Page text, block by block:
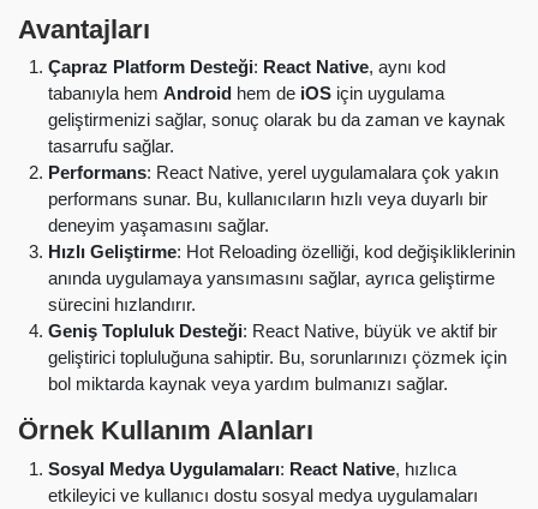
Avantajları
Çapraz Platform Desteği: React Native, aynı kod
tabanıyla hem Android hem de iOS için uygulama
geliştirmenizi sağlar, sonuç olarak bu da zaman ve kaynak
tasarrufu sağlar.
Performans: React Native, yerel uygulamalara çok yakın
performans sunar. Bu, kullanıcıların hızlı veya duyarlı bir
deneyim yaşamasını sağlar.
Hızlı Geliştirme: Hot Reloading özelliği, kod değişikliklerinin
anında uygulamaya yansımasını sağlar, ayrıca geliştirme
sürecini hızlandırır.
Geniş Topluluk Desteği: React Native, büyük ve aktif bir
geliştirici topluluğuna sahiptir. Bu, sorunlarınızı çözmek için
bol miktarda kaynak veya yardım bulmanızı sağlar.
Örnek Kullanım Alanları
Sosyal Medya Uygulamaları: React Native, hızlıca
etkileyici ve kullanıcı dostu sosyal medya uygulamaları